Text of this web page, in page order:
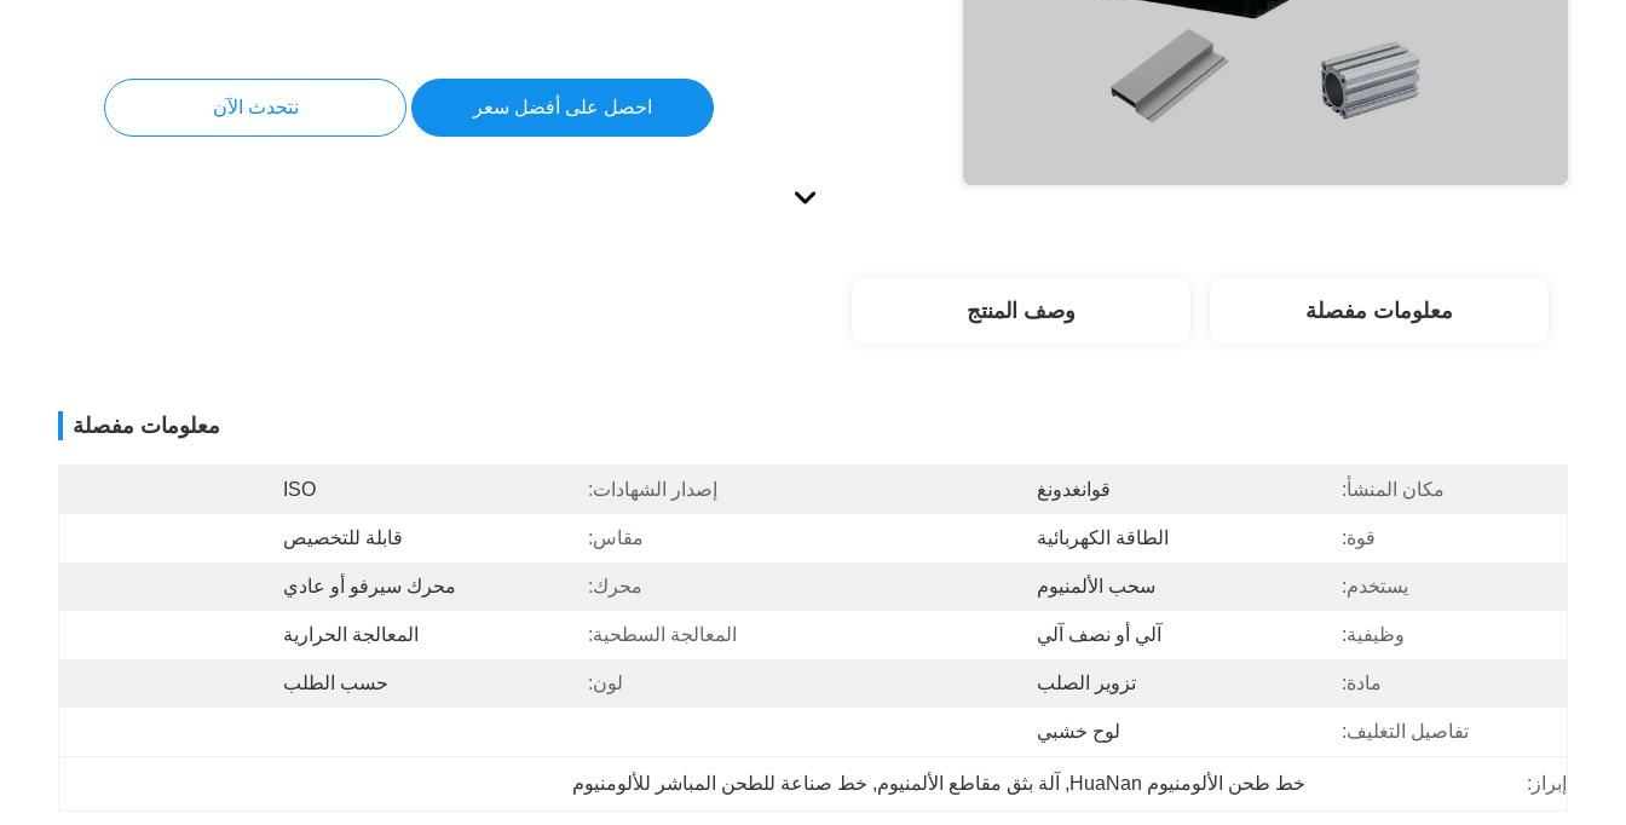
احصل على أفضل سعر نتحدث الآن
معلومات مفصلة وصف المنتج
معلومات مفصلة
مكان المنشأ: قوانغدونغ إصدار الشهادات: ISO
قوة: الطاقة الكهربائية مقاس: قابلة للتخصيص
يستخدم: سحب الألمنيوم محرك: محرك سيرفو أو عادي
وظيفية: آلي أو نصف آلي المعالجة السطحية: المعالجة الحرارية
مادة: تزوير الصلب لون: حسب الطلب
تفاصيل التغليف: لوح خشبي
إبراز: خط طحن الألومنيوم HuaNan , آلة بثق مقاطع الألمنيوم, خط صناعة للطحن المباشر للألومنيوم